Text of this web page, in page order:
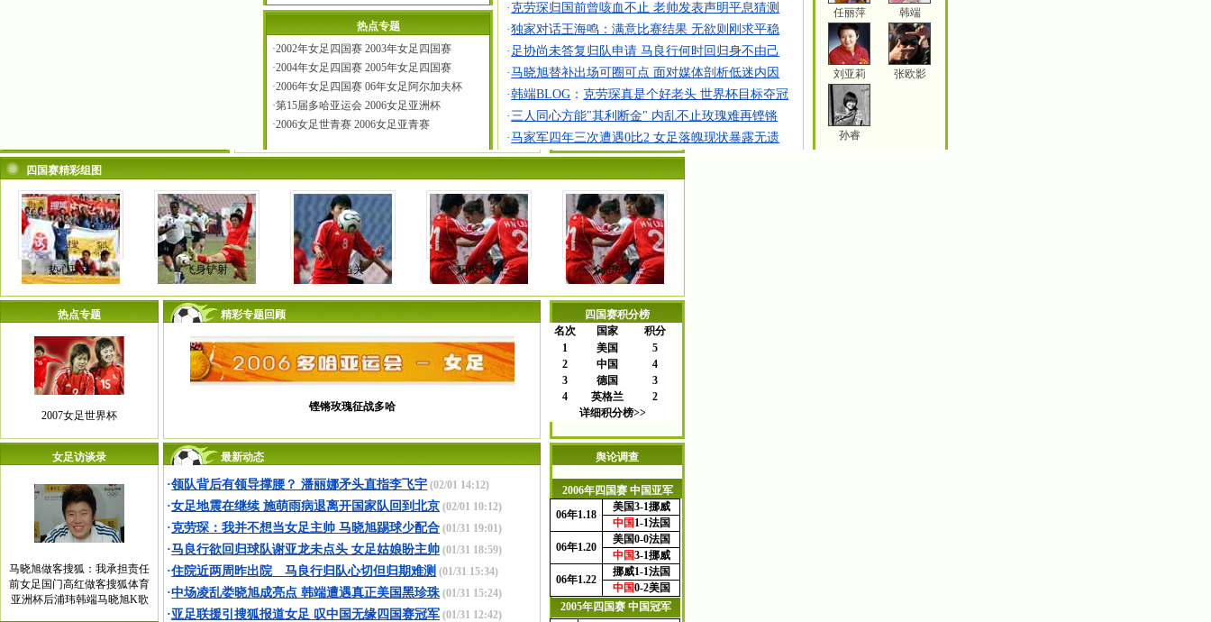
热点专题
·2002年女足四国赛 2003年女足四国赛
·2004年女足四国赛 2005年女足四国赛
·2006年女足四国赛 06年女足阿尔加夫杯
·第15届多哈亚运会 2006女足亚洲杯
·2006女足世青赛 2006女足亚青赛
·克劳琛归国前曾咳血不止 老帅发表声明平息猜测
·独家对话王海鸣：满意比赛结果 无欲则刚求平稳
· 足协尚未答复归队申请 马良行何时回归身不由己
·马晓旭替补出场可圈可点 面对媒体剖析低迷内因
·韩端BLOG ：克劳琛真是个好老头 世界杯目标夺冠
·三人同心方能"其利断金" 内乱不止玫瑰难再铿锵
·马家军四年三次遭遇0比2 女足落魄现状暴露无遗
任丽萍 韩端
刘亚莉 张欧影
孙睿
四国赛精彩组图
热心球迷 飞身铲射 一夫当关 积极反抢 众志成城
热点专题
2007女足世界杯
精彩专题回顾
铿锵玫瑰征战多哈
四国赛积分榜
名次
国家
积分
1
美国
5
2
中国
4
3
德国
3
4
英格兰
2
详细积分榜>>
女足访谈录
马晓旭做客搜狐：我承担责任
前女足国门高红做客搜狐体育
亚洲杯后浦玮韩端马晓旭K歌
最新动态
·领队背后有领导撑腰？ 潘丽娜矛头直指李飞宇 (02/01 14:12)
·女足地震在继续 施萌雨病退离开国家队回到北京 (02/01 10:12)
·克劳琛：我并不想当女足主帅 马晓旭踢球少配合 (01/31 19:01)
·马良行欲回归球队谢亚龙未点头 女足姑娘盼主帅 (01/31 18:59)
·住院近两周昨出院 马良行归队心切但归期难测 (01/31 15:34)
·中场凌乱娄晓旭成亮点 韩端遭遇真正美国黑珍珠(01/31 15:24)
·亚足联援引搜狐报道女足 叹中国无缘四国赛冠军 (01/31 12:42)
舆论调查
2006年四国赛 中国亚军
06年1.18
美国3-1挪威
中国 1-1法国
06年1.20
美国0-0法国
中国3-1挪威
06年1.22
挪威1-1法国
中国0-2美国
2005年四国赛 中国冠军